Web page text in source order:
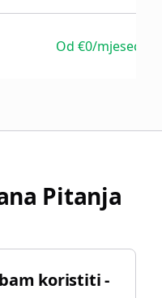
Od €0/mjesec
Pitanja
koristiti -